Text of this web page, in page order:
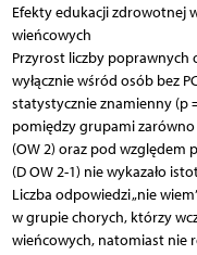
Efekty edukacji zdrowotnej
wieńcowych
Przyrost liczby poprawnych
wyłącznie wśród osób bez
statystycznie znamienny (p
pomiędzy grupami zarówno
(OW 2) oraz pod względem
(D OW 2-1) nie wykazało
Liczba odpowiedzi „nie
w grupie chorych, którzy
wieńcowych, natomiast nie